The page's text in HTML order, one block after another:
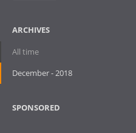
ARCHIVES
All time
December - 2018
SPONSORED